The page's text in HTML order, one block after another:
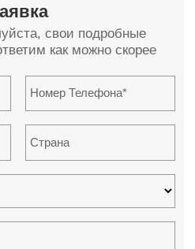
свои подробные
как можно скорее